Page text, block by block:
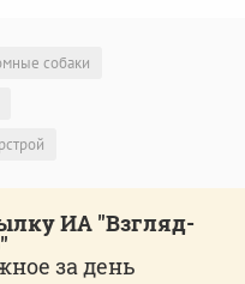
собаки
ИА "Взгляд-
за день